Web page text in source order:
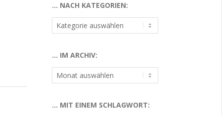
… NACH KATEGORIEN:
…
nach
… IM ARCHIV:
…
im
… MIT EINEM SCHLAGWORT: